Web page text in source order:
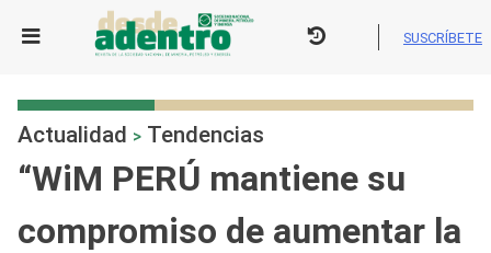
SUSCRÍBETE
Actualidad > Tendencias
“WiM PERÚ mantiene su
compromiso de aumentar la